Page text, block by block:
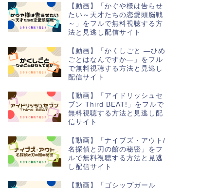
【動画】「かぐや様は告らせ
たい～天才たちの恋愛頭脳戦
～」をフルで無料視聴する方
法と見逃し配信サイト
【動画】「かくしごと ―ひめ
ごとはなんですか―」をフル
で無料視聴する方法と見逃し
配信サイト
【動画】「アイドリッシュセ
ブン Third BEAT!」をフルで
無料視聴する方法と見逃し配
信サイト
【動画】「ナイブズ・アウト/
名探偵と刃の館の秘密」をフ
ルで無料視聴する方法と見逃
し配信サイト
【動画】「ゴシップガール